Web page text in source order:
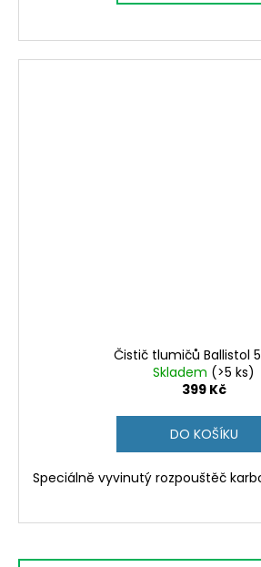
Čistič tlumičů Ballistol
Skladem (>5 ks)
399 Kč
DO KOŠÍKU
Speciálně vyvinutý rozpouštěč